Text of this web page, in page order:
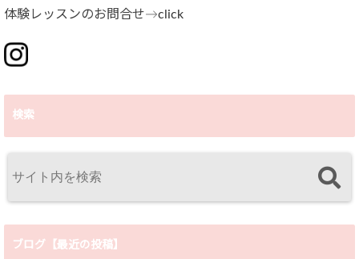
体験レッスンのお問合せ→click
検索
ブログ【最近の投稿】